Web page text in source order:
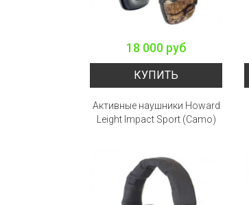
18 000 руб
КУПИТЬ
Активные наушники Howard
Leight Impact Sport (Camo)